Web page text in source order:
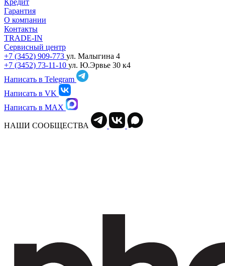
Кредит
Гарантия
О компании
Контакты
TRADE-IN
Сервисный центр
+7 (3452) 909-773 ул. Малыгина 4
+7 (3452) 73-11-10 ул. Ю.Эрвье 30 к4
Написать в Telegram
Написать в VK
Написать в MAX
НАШИ СООБЩЕСТВА